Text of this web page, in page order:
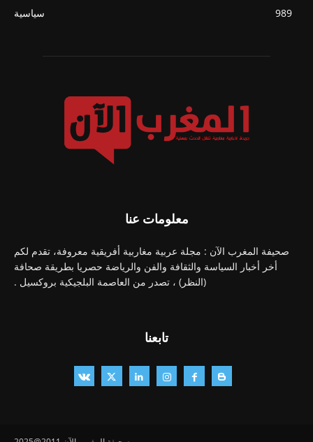
سياسية
989
معلومات عنا
صحيفة المغرب الآن : مجلة عربية مغاربية أفريقية معروفة، تقدم لكم
أخر أخبار السياسة والثقافة والفن والرياضة حصريا بطريقة صحافة
(النظر) ، تصدر من العاصمة البلجيكية بروكسيل .
تابعنا